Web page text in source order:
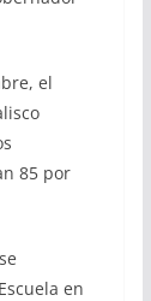
el
85 por
en